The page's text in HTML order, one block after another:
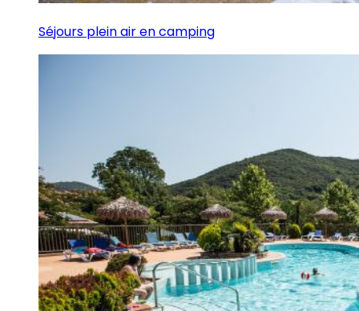
Séjours plein air en camping